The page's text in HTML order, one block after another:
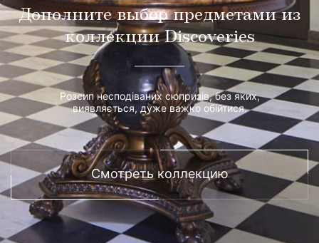
Дополните выбор предметами из
коллекции Discoveries
Розсип несподіваних сюпризів, без яких,
виявляється, дуже важко обійтися.
Смотреть коллекцию